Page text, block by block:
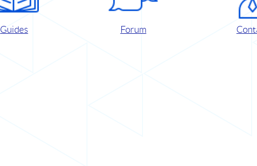
Guides Forum